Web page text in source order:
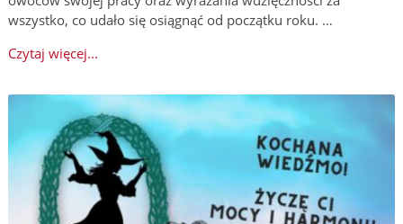
wszystko, co udało się osiągnąć od początku roku. …
Czytaj więcej...